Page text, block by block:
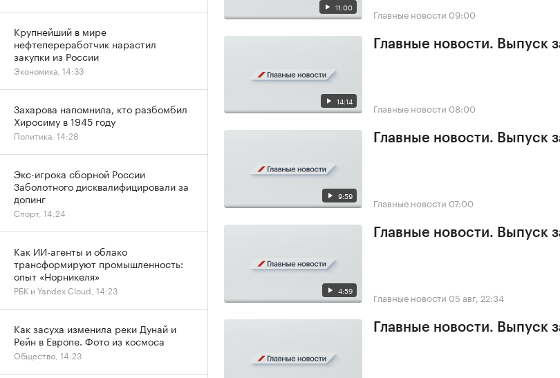
11:00 Главные новости 09:00
14:14
Главные новости. Выпуск
Главные новости 08:00
9:59
Главные новости. Выпуск
Главные новости 07:00
4:59
Главные новости. Выпуск
Главные новости 05 авг, 22:34
Главные новости. Выпуск
Крупнейший в мире
нефтепереработчик нарастил
закупки из России
Экономика, 14:33
Захарова напомнила, кто разбомбил
Хиросиму в 1945 году
Политика, 14:28
Экс-игрока сборной России
Заболотного дисквалифицировали за
допинг
Спорт, 14:24
Как ИИ-агенты и облако
трансформируют промышленность:
опыт «Норникеля»
РБК и Yandex Cloud, 14:23
Как засуха изменила реки Дунай и
Рейн в Европе. Фото из космоса
Общество, 14:23